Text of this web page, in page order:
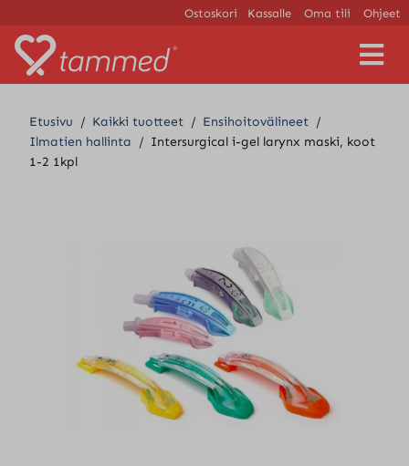
Ostoskori Kassalle Oma tili Ohjeet
V
a
l
Etusivu / Kaikki tuotteet / Ensihoitovälineet /
Ilmatien hallinta / Intersurgical i-gel larynx maski, koot
1-2 1kpl